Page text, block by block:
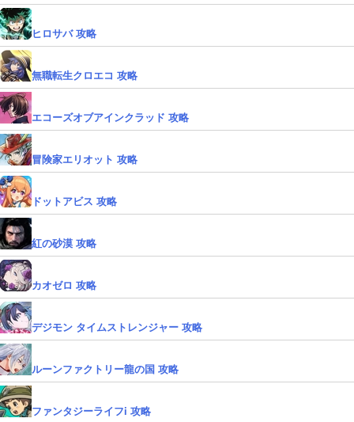
ヒロサバ 攻略
無職転生クロエコ 攻略
エコーズオブアインクラッド 攻略
冒険家エリオット 攻略
ドットアビス 攻略
紅の砂漠 攻略
カオゼロ 攻略
デジモン タイムストレンジャー 攻略
ルーンファクトリー龍の国 攻略
ファンタジーライフi 攻略